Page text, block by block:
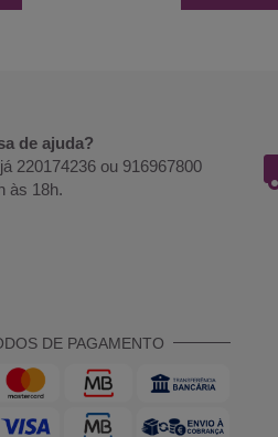
de ajuda?
220174236 ou 916967800
às 18h.
DE PAGAMENTO